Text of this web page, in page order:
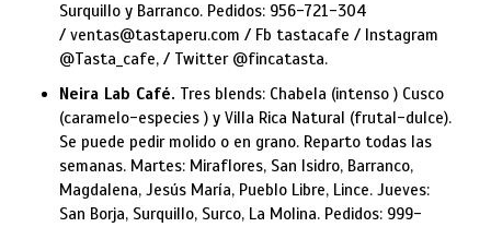
Surquillo y Barranco. Pedidos: 956-721-304
/ ventas@tastaperu.com / Fb tastacafe / Instagram
@Tasta_cafe, / Twitter @fincatasta.
Neira Lab Café. Tres blends: Chabela (intenso ) Cusco
(caramelo-especies ) y Villa Rica Natural (frutal-dulce).
Se puede pedir molido o en grano. Reparto todas las
semanas. Martes: Miraflores, San Isidro, Barranco,
Magdalena, Jesús María, Pueblo Libre, Lince. Jueves:
San Borja, Surquillo, Surco, La Molina. Pedidos: 999-